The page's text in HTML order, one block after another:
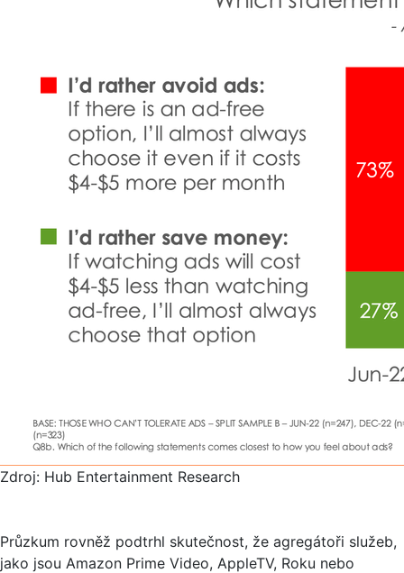
Zdroj: Hub Entertainment Research
Průzkum rovněž podtrhl skutečnost, že agregátoři služeb,
jako jsou Amazon Prime Video, AppleTV, Roku nebo